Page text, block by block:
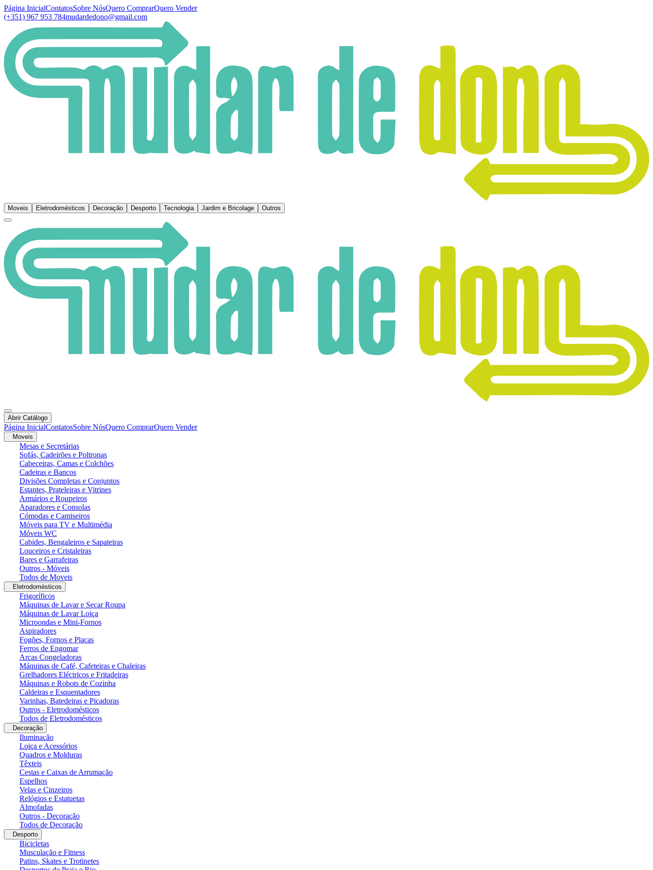
Página InicialContatosSobre NósQuero ComprarQuero Vender
(+351) 967 953 784mudardedono@gmail.com
Moveis Eletrodomésticos Decoração Desporto Tecnologia Jardim e Bricolage Outros
Abrir Catálogo
Página InicialContatosSobre NósQuero ComprarQuero Vender
Moveis
Mesas e Secretárias
Sofás, Cadeirões e Poltronas
Cabeceiras, Camas e Colchões
Cadeiras e Bancos
Divisões Completas e Conjuntos
Estantes, Prateleiras e Vitrines
Armários e Roupeiros
Aparadores e Consolas
Cómodas e Camiseiros
Móveis para TV e Multimédia
Móveis WC
Cabides, Bengaleiros e Sapateiras
Louceiros e Cristaleiras
Bares e Garrafeiras
Outros - Móveis
Todos de Moveis
Eletrodomésticos
Frigoríficos
Máquinas de Lavar e Secar Roupa
Máquinas de Lavar Loiça
Microondas e Mini-Fornos
Aspiradores
Fogões, Fornos e Placas
Ferros de Engomar
Arcas Congeladoras
Máquinas de Café, Cafeteiras e Chaleiras
Grelhadores Eléctricos e Fritadeiras
Máquinas e Robots de Cozinha
Caldeiras e Esquentadores
Varinhas, Batedeiras e Picadoras
Outros - Eletrodomésticos
Todos de Eletrodomésticos
Decoração
Iluminação
Loiça e Acessórios
Quadros e Molduras
Têxteis
Cestas e Caixas de Arrumação
Espelhos
Velas e Cinzeiros
Relógios e Estatuetas
Almofadas
Outros - Decoração
Todos de Decoração
Desporto
Bicicletas
Musculação e Fitness
Patins, Skates e Trotinetes